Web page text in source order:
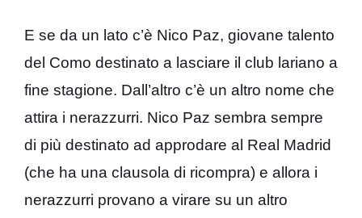
E se da un lato c’è Nico Paz, giovane talento
del Como destinato a lasciare il club lariano a
fine stagione. Dall’altro c’è un altro nome che
attira i nerazzurri. Nico Paz sembra sempre
di più destinato ad approdare al Real Madrid
(che ha una clausola di ricompra) e allora i
nerazzurri provano a virare su un altro